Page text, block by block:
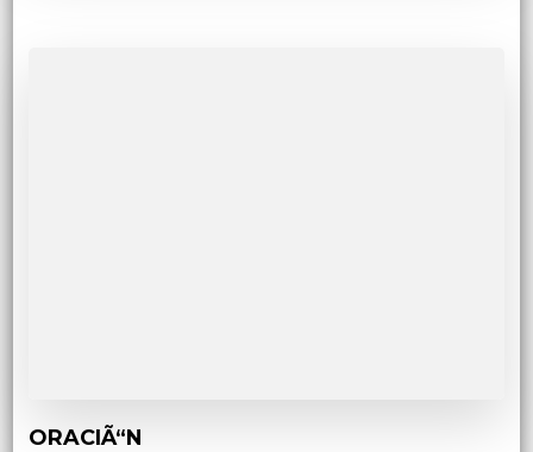
ORACIÃ“N